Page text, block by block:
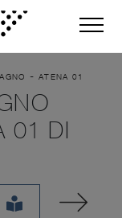
-ATENA 01
01 DI